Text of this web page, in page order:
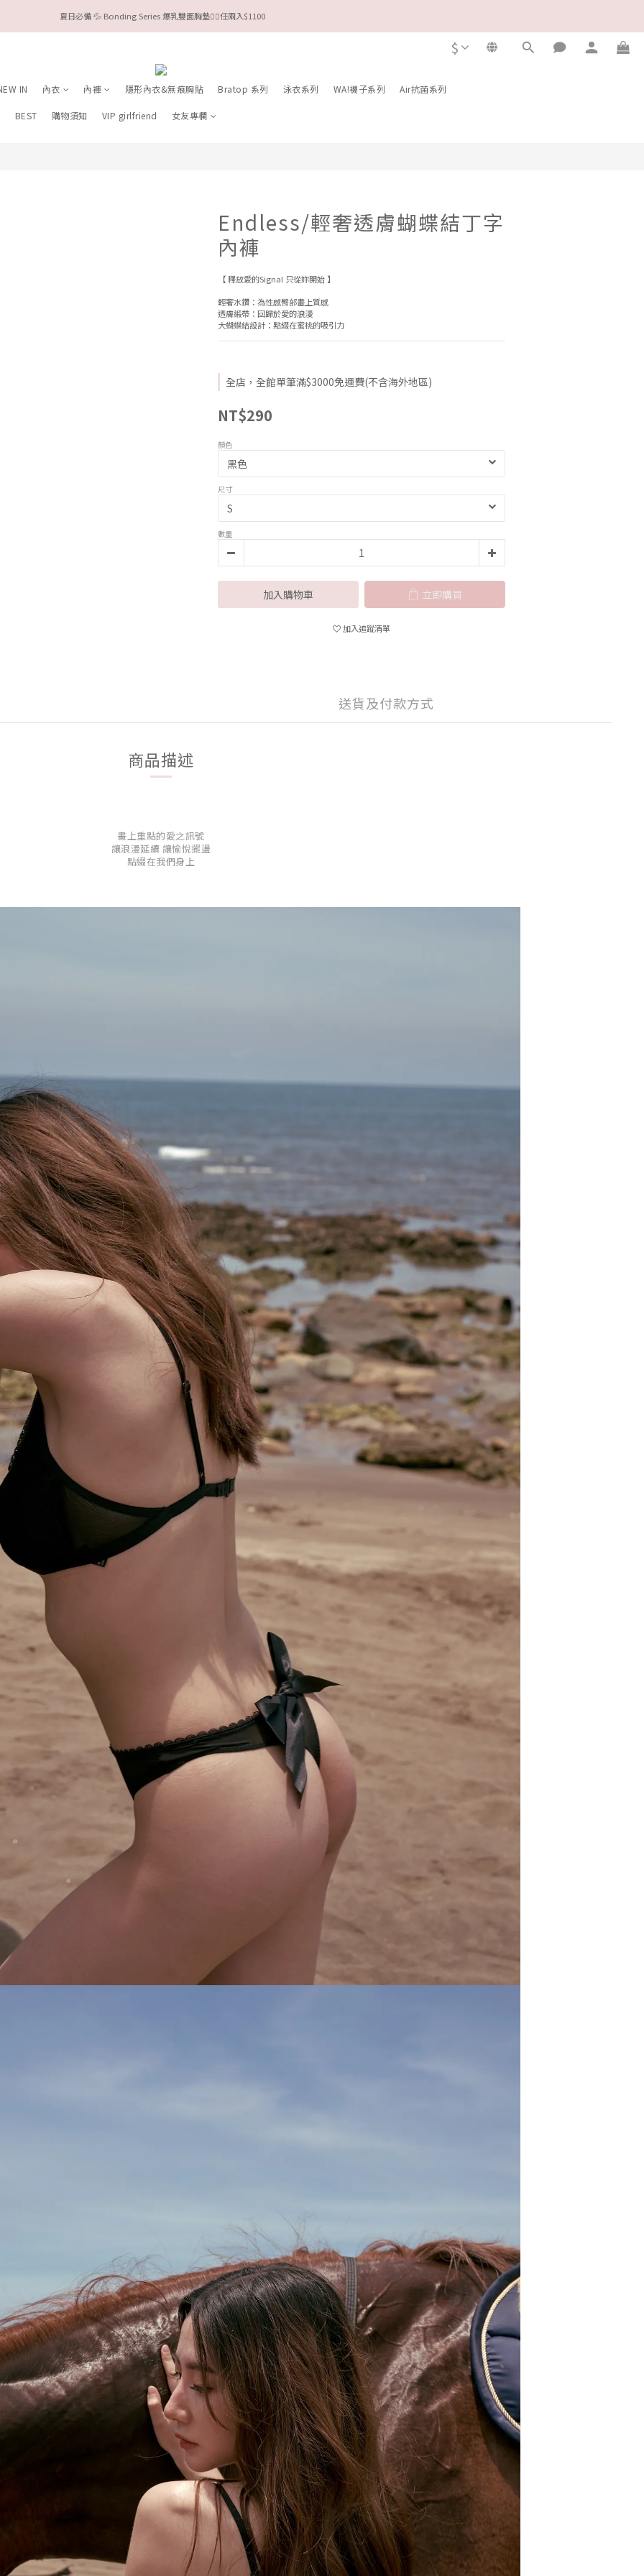
今夏限定Meufs泳衣工作坊 🥳 手做妳獨一無二的Bikini👙
夏日必備 💦 Bonding Series 爆乳雙面胸墊❤️‍🔥任兩入$1100
$
IN 內衣 內褲 隱形內衣&無痕胸貼 Bratop 系列 泳衣系列 WA!襪子系列 Air抗菌系列
BEST 購物須知 VIP girlfriend 女友專欄
Endless/輕奢透膚蝴蝶結丁字
內褲
【 釋放愛的Signal 只從妳開始 】
輕奢水鑽：為性感臀部畫上質感
透膚緞帶：回歸於愛的浪漫
大蝴蝶結設計：點綴在蜜桃的吸引力
全店，全館單筆滿$3000免運費(不含海外地區)
NT$290
顏色
尺寸
數量
加入購物車 立即購買
加入追蹤清單
送貨及付款方式
商品描述
畫上重點的愛之訊號
讓浪漫延續 讓愉悅擺盪
點綴在我們身上
立即購買